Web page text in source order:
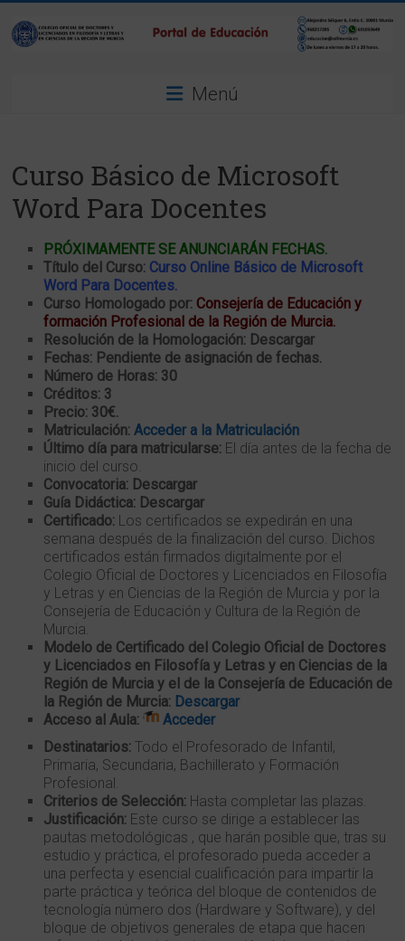
contenido
del
CDLMurcia
Portal
Educacion
Menú
Curso Básico de Microsoft
Word Para Docentes
PRÓXIMAMENTE SE ANUNCIARÁN FECHAS.
Título del Curso: Curso Online Básico de Microsoft
Word Para Docentes.
Curso Homologado por:Consejería de Educación y
formación Profesional de la Región de Murcia.
Resolución de la Homologación: Descargar
Fechas: Pendiente de asignación de fechas.
Número de Horas: 30
Créditos: 3
Precio: 30€.
Matriculación:Acceder a la Matriculación
Último día para matricularse: El día antes de la fecha de
inicio del curso.
Convocatoria: Descargar
Guía Didáctica: Descargar
Certificado: Los certificados se expedirán en una
semana después de la finalización del curso. Dichos
certificados están firmados digitalmente por el
Colegio Oficial de Doctores y Licenciados en Filosofía
y Letras y en Ciencias de la Región de Murcia y por la
Consejería de Educación y Cultura de la Región de
Murcia.
Modelo de Certificado del Colegio Oficial de Doctores
y Licenciados en Filosofía y Letras y en Ciencias de la
Región de Murcia y el de la Consejería de Educación de
la Región de Murcia: Descargar
Acceso al Aula:
Acceder
Destinatarios:Todo el Profesorado de Infantil,
Primaria, Secundaria, Bachillerato y Formación
Profesional.
Criterios de Selección: Hasta completar las plazas.
Justificación: Este curso se dirige a establecer las
pautas metodológicas , que harán posible que, tras su
estudio y práctica, el profesorado pueda acceder a
una perfecta y esencial cualificación para impartir la
parte práctica y teórica del bloque de contenidos de
tecnología número dos (Hardware y Software), y del
bloque de objetivos generales de etapa que hacen